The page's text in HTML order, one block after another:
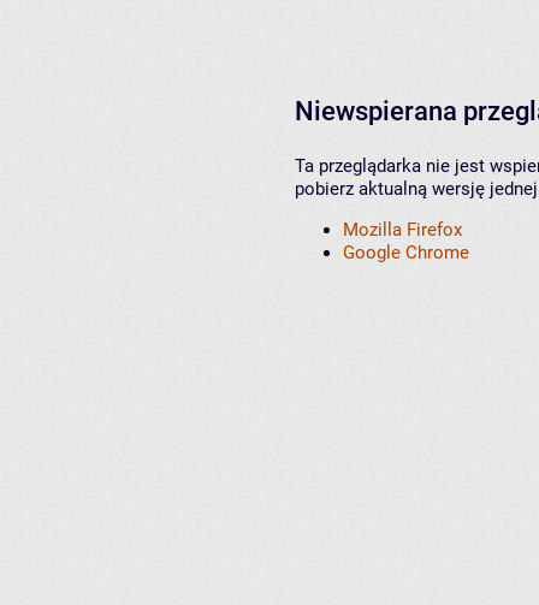
Niewspierana
Ta przeglądarka nie jest
pobierz aktualną wersję
Mozilla Firefox
Google Chrome